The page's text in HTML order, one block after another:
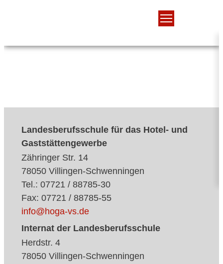
Landesberufsschule für das Hotel- und
Gaststättengewerbe
Zähringer Str. 14
78050 Villingen-Schwenningen
Tel.: 07721 / 88785-30
Fax: 07721 / 88785-55
info@hoga-vs.de
Internat der Landesberufsschule
Herdstr. 4
78050 Villingen-Schwenningen